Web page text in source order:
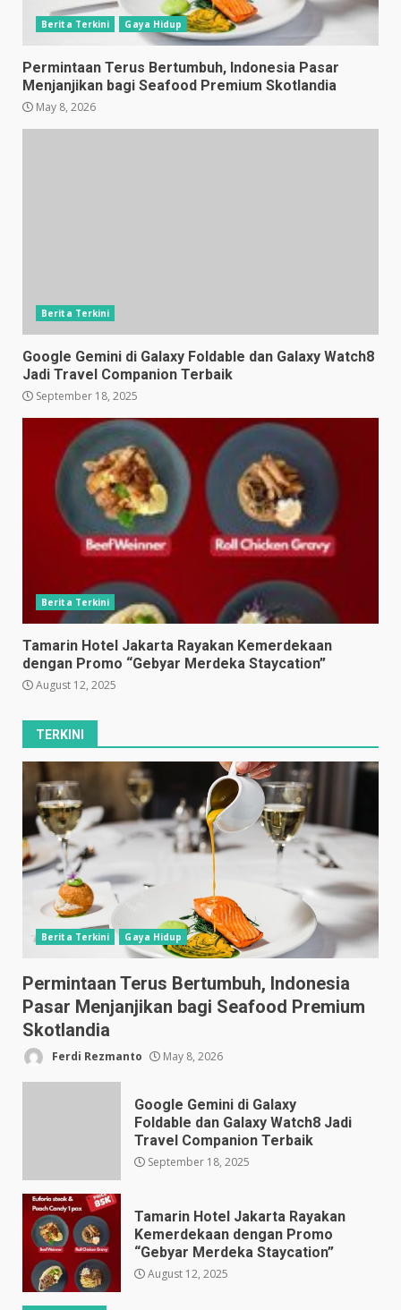
Berita Terkini Gaya Hidup
Permintaan Terus Bertumbuh, Indonesia Pasar
Menjanjikan bagi Seafood Premium Skotlandia
May 8, 2026
Berita Terkini
Google Gemini di Galaxy Foldable dan Galaxy Watch8
Jadi Travel Companion Terbaik
September 18, 2025
Berita Terkini
Tamarin Hotel Jakarta Rayakan Kemerdekaan
dengan Promo “Gebyar Merdeka Staycation”
August 12, 2025
TERKINI
Berita Terkini Gaya Hidup
Permintaan Terus Bertumbuh, Indonesia
Pasar Menjanjikan bagi Seafood Premium
Skotlandia
Ferdi Rezmanto May 8, 2026
Google Gemini di Galaxy
Foldable dan Galaxy Watch8 Jadi
Travel Companion Terbaik
September 18, 2025
Tamarin Hotel Jakarta Rayakan
Kemerdekaan dengan Promo
“Gebyar Merdeka Staycation”
August 12, 2025